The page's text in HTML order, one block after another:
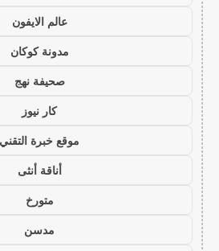
عالم الايفون
مدونة كوكان
صحيفة نهج
كار نيوز
موقع خبرة التقني
أناقة أنثى
متورخ
مدسن